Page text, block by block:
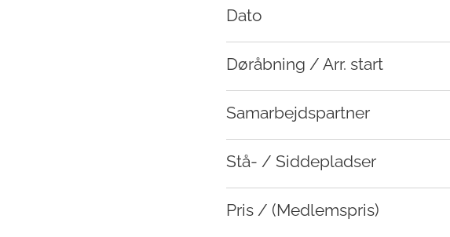
Dato
Døråbning / Arr. start
Samarbejdspartner
Stå- / Siddepladser
Pris / (Medlemspris)